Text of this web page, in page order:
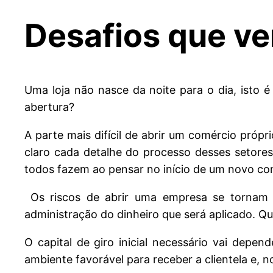
Desafios que
Uma loja não nasce da noite para o dia, isto
abertura?
A parte mais difícil de abrir um comércio
claro cada detalhe do processo desses
todos fazem ao pensar no início de um novo
Os riscos de abrir uma empresa se
administração do dinheiro que será aplicado.
O capital de giro inicial necessário vai
ambiente favorável para receber a clientela e,